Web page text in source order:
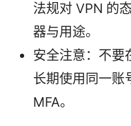
法规对 VPN 的
器与用途。
安全注意：不要
长期使用同一账
MFA。